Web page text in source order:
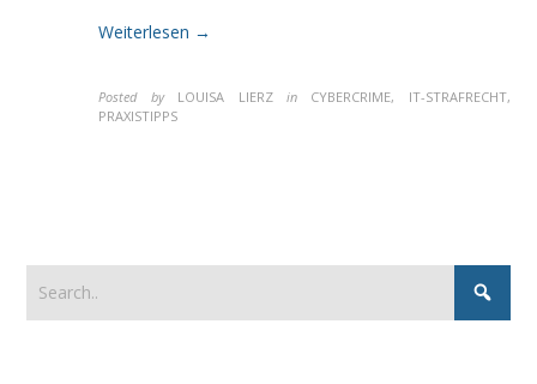
Weiterlesen →
Posted by LOUISA LIERZ in
CYBERCRIME, IT-STRAFRECHT,
PRAXISTIPPS